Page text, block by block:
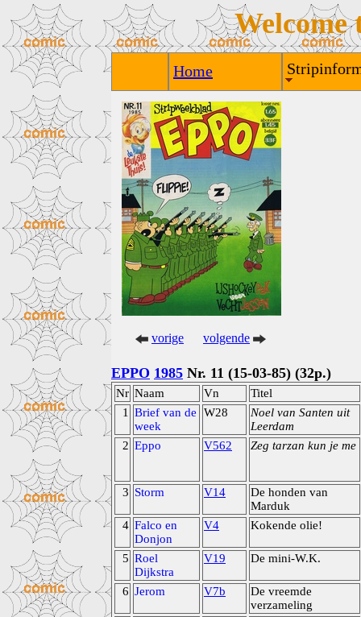
Welcome
Home
vorige volgende
EPPO 1985 Nr. 11 (15-03-85) (32p.)
Nr Naam Vn
Titel
1
Brief van de
week
W28
Noel van Santen uit
Leerdam
2 Eppo V562 Zeg tarzan kun je me
3 Storm V14
De honden van
Marduk
4 Falco en
Donjon
V4 Kokende olie!
5 Roel
Dijkstra
V19 De mini-W.K.
6 Jerom V7b
De vreemde
verzameling